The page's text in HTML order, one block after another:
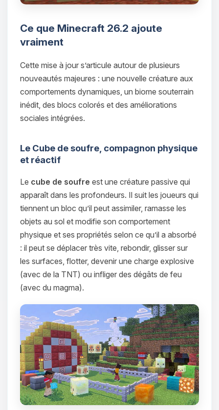
Ce que Minecraft 26.2 ajoute
vraiment
Cette mise à jour s’articule autour de plusieurs
nouveautés majeures : une nouvelle créature aux
comportements dynamiques, un biome souterrain
inédit, des blocs colorés et des améliorations
sociales intégrées.
Le Cube de soufre, compagnon physique
et réactif
Le cube de soufre est une créature passive qui
apparaît dans les profondeurs. Il suit les joueurs qui
tiennent un bloc qu’il peut assimiler, ramasse les
objets au sol et modifie son comportement
physique et ses propriétés selon ce qu’il a absorbé
: il peut se déplacer très vite, rebondir, glisser sur
les surfaces, flotter, devenir une charge explosive
(avec de la TNT) ou infliger des dégâts de feu
(avec du magma).